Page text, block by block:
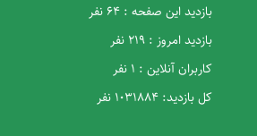
بازدید این صفحه : 64 نفر
بازدید امروز : 219 نفر
کاربران آنلاین : 1 نفر
کل بازدید: 1031884 نفر